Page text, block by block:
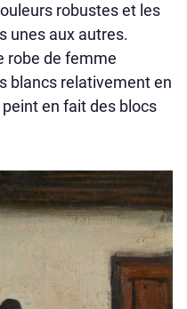
robustes et les
unes aux autres.
robe de femme
blancs relativement en
en fait des blocs